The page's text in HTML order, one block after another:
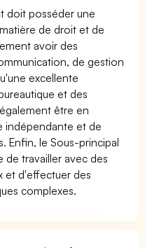
doit posséder une
de droit et de
avoir des
de gestion
excellente
et des
être en
indépendante et de
Enfin, le Sous-principal
travailler avec des
et d'effectuer des
complexes.